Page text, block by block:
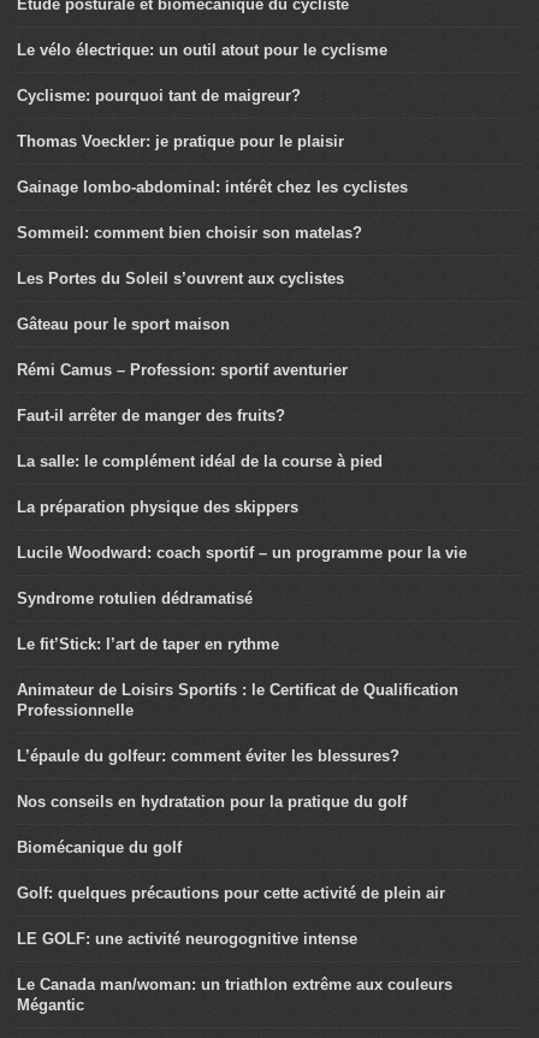
Etude posturale et biomécanique du cycliste
Le vélo électrique: un outil atout pour le cyclisme
Cyclisme: pourquoi tant de maigreur?
Thomas Voeckler: je pratique pour le plaisir
Gainage lombo-abdominal: intérêt chez les cyclistes
Sommeil: comment bien choisir son matelas?
Les Portes du Soleil s’ouvrent aux cyclistes
Gâteau pour le sport maison
Rémi Camus – Profession: sportif aventurier
Faut-il arrêter de manger des fruits?
La salle: le complément idéal de la course à pied
La préparation physique des skippers
Lucile Woodward: coach sportif – un programme pour la vie
Syndrome rotulien dédramatisé
Le fit’Stick: l’art de taper en rythme
Animateur de Loisirs Sportifs : le Certificat de Qualification
Professionnelle
L’épaule du golfeur: comment éviter les blessures?
Nos conseils en hydratation pour la pratique du golf
Biomécanique du golf
Golf: quelques précautions pour cette activité de plein air
LE GOLF: une activité neurogognitive intense
Le Canada man/woman: un triathlon extrême aux couleurs
Mégantic